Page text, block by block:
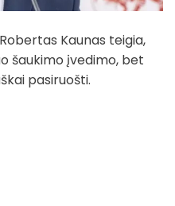
Kaunas teigia,
šaukimo įvedimo, bet
pasiruošti.